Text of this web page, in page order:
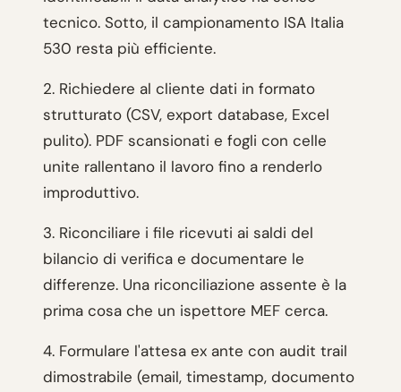
tecnico. Sotto, il campionamento ISA Italia
530 resta più efficiente.
2. Richiedere al cliente dati in formato
strutturato (CSV, export database, Excel
pulito). PDF scansionati e fogli con celle
unite rallentano il lavoro fino a renderlo
improduttivo.
3. Riconciliare i file ricevuti ai saldi del
bilancio di verifica e documentare le
differenze. Una riconciliazione assente è la
prima cosa che un ispettore MEF cerca.
4. Formulare l'attesa ex ante con audit trail
dimostrabile (email, timestamp, documento